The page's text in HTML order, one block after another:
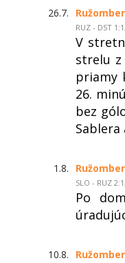
26.7.
RUZ - DST
V
strelu z
priamy
26.
bez
1.8.
SLO - RUZ
Po
10.8.